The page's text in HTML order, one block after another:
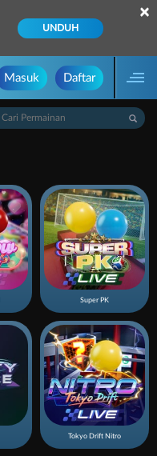
UNDUH
×
Masuk Daftar
Super PK
Tokyo Drift Nitro